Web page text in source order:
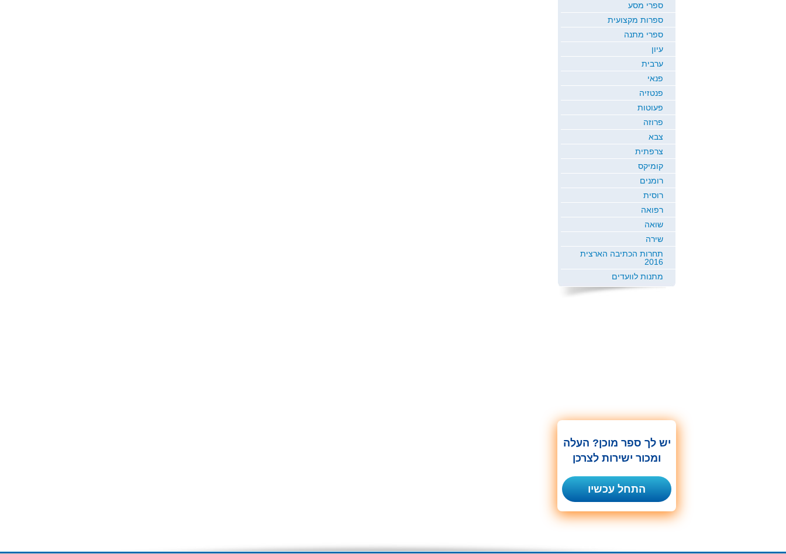
ספרי מסע
ספרות מקצועית
ספרי מתנה
עיון
ערבית
פנאי
פנטזיה
פעוטות
פרוזה
צבא
צרפתית
קומיקס
רומנים
רוסית
רפואה
שואה
שירה
תחרות הכתיבה הארצית
2016
מתנות לוועדים
יש לך ספר מוכן? העלה
ומכור ישירות לצרכן
התחל עכשיו